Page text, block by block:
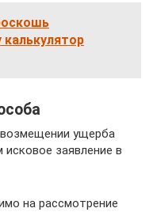
ущерба
заявление в
на рассмотрение